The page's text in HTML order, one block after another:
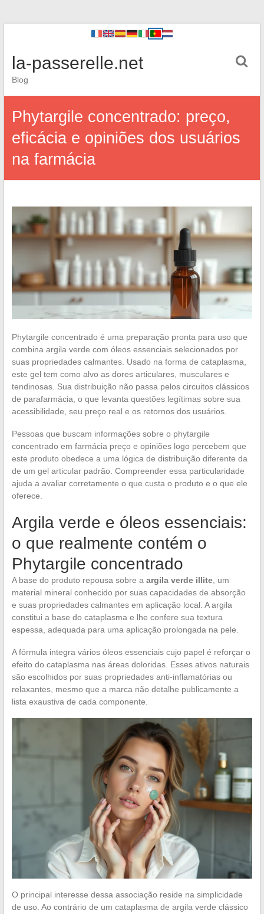
la-passerelle.net
Blog
Phytargile concentrado: preço,
eficácia e opiniões dos usuários
na farmácia
Phytargile concentrado é uma preparação pronta para uso que
combina argila verde com óleos essenciais selecionados por
suas propriedades calmantes. Usado na forma de cataplasma,
este gel tem como alvo as dores articulares, musculares e
tendinosas. Sua distribuição não passa pelos circuitos clássicos
de parafarmácia, o que levanta questões legítimas sobre sua
acessibilidade, seu preço real e os retornos dos usuários.
Pessoas que buscam informações sobre o phytargile
concentrado em farmácia preço e opiniões logo percebem que
este produto obedece a uma lógica de distribuição diferente da
de um gel articular padrão. Compreender essa particularidade
ajuda a avaliar corretamente o que custa o produto e o que ele
oferece.
Argila verde e óleos essenciais:
o que realmente contém o
Phytargile concentrado
A base do produto repousa sobre a argila verde illite, um
material mineral conhecido por suas capacidades de absorção
e suas propriedades calmantes em aplicação local. A argila
constitui a base do cataplasma e lhe confere sua textura
espessa, adequada para uma aplicação prolongada na pele.
A fórmula integra vários óleos essenciais cujo papel é reforçar o
efeito do cataplasma nas áreas doloridas. Esses ativos naturais
são escolhidos por suas propriedades anti-inflamatórias ou
relaxantes, mesmo que a marca não detalhe publicamente a
lista exaustiva de cada componente.
O principal interesse dessa associação reside na simplicidade
de uso. Ao contrário de um cataplasma de argila verde clássico